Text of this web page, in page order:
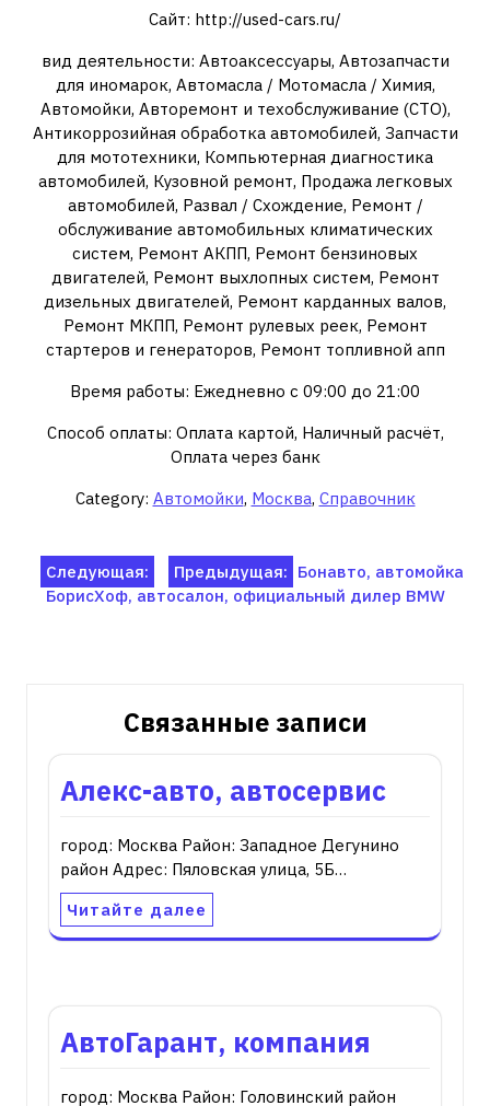
Сайт: http://used-cars.ru/
вид деятельности: Автоаксессуары, Автозапчасти
для иномарок, Автомасла / Мотомасла / Химия,
Автомойки, Авторемонт и техобслуживание (СТО),
Антикоррозийная обработка автомобилей, Запчасти
для мототехники, Компьютерная диагностика
автомобилей, Кузовной ремонт, Продажа легковых
автомобилей, Развал / Схождение, Ремонт /
обслуживание автомобильных климатических
систем, Ремонт АКПП, Ремонт бензиновых
двигателей, Ремонт выхлопных систем, Ремонт
дизельных двигателей, Ремонт карданных валов,
Ремонт МКПП, Ремонт рулевых реек, Ремонт
стартеров и генераторов, Ремонт топливной апп
Время работы: Ежедневно с 09:00 до 21:00
Способ оплаты: Оплата картой, Наличный расчёт,
Оплата через банк
Category: Автомойки, Москва, Справочник
Навигация
по
Предыдущая: Бонавто, автомойка
Следующая:
БорисХоф, автосалон, официальный дилер BMW
Связанные записи
Алекс-авто, автосервис
город: Москва Район: Западное Дегунино
район Адрес: Пяловская улица, 5Б…
Читайте далее
АвтоГарант, компания
город: Москва Район: Головинский район